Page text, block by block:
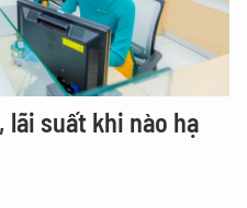
lãi suất khi nào hạ